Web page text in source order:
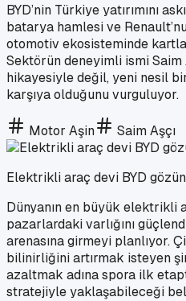
BYD’nin Türkiye yatırımını
batarya hamlesi ve
otomotiv ekosisteminde
Sektörün deneyimli ismi Saim
hikayesiyle değil, yeni nesil
karşıya olduğunu vurguluyor.
Motor Aşin Saim Aşçı
Elektrikli araç devi BYD
Dünyanın en büyük elektrikli
pazarlardaki varlığını
arenasına girmeyi planlıyor.
bilinirliğini artırmak isteyen
azaltmak adına spora ilk
stratejiyle yaklaşabileceği